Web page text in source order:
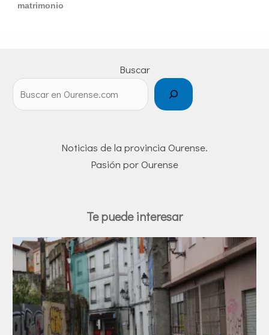
matrimonio
Buscar
Noticias de la provincia Ourense.
Pasión por Ourense
Te puede interesar